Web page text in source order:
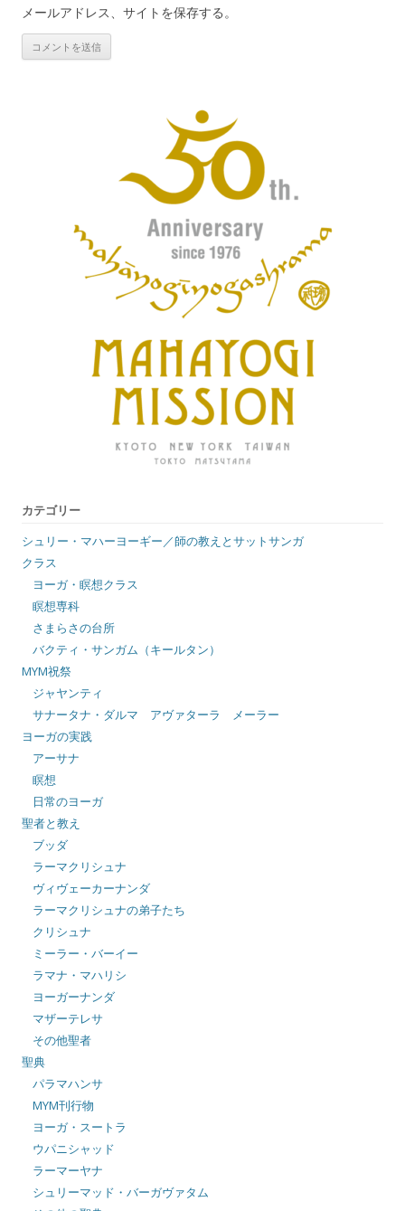
メールアドレス、サイトを保存する。
カテゴリー
シュリー・マハーヨーギー／師の教えとサットサンガ
クラス
ヨーガ・瞑想クラス
瞑想専科
さまらさの台所
バクティ・サンガム（キールタン）
MYM祝祭
ジャヤンティ
サナータナ・ダルマ アヴァターラ メーラー
ヨーガの実践
アーサナ
瞑想
日常のヨーガ
聖者と教え
ブッダ
ラーマクリシュナ
ヴィヴェーカーナンダ
ラーマクリシュナの弟子たち
クリシュナ
ミーラー・バーイー
ラマナ・マハリシ
ヨーガーナンダ
マザーテレサ
その他聖者
聖典
パラマハンサ
MYM刊行物
ヨーガ・スートラ
ウパニシャッド
ラーマーヤナ
シュリーマッド・バーガヴァタム